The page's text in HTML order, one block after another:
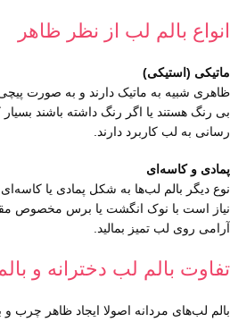
انواع بالم لب از نظر ظاهر
ماتیکی (استیکی)
ظاهری شبیه به ماتیک دارند و به صورت پیچی
بی رنگ هستند یا اگر رنگ داشته باشند
رسانی به لب کاربرد دارند.
پمادی و کاسه‌ای
نوع دیگر بالم لب‌ها به شکل پمادی یا
نیاز است با نوک انگشت یا برس مخصوص
آرامی روی لب تمیز بمالید.
تفاوت بالم لب دخترانه و
بالم لب‌های مردانه اصولا ایجاد ظاهر چرب